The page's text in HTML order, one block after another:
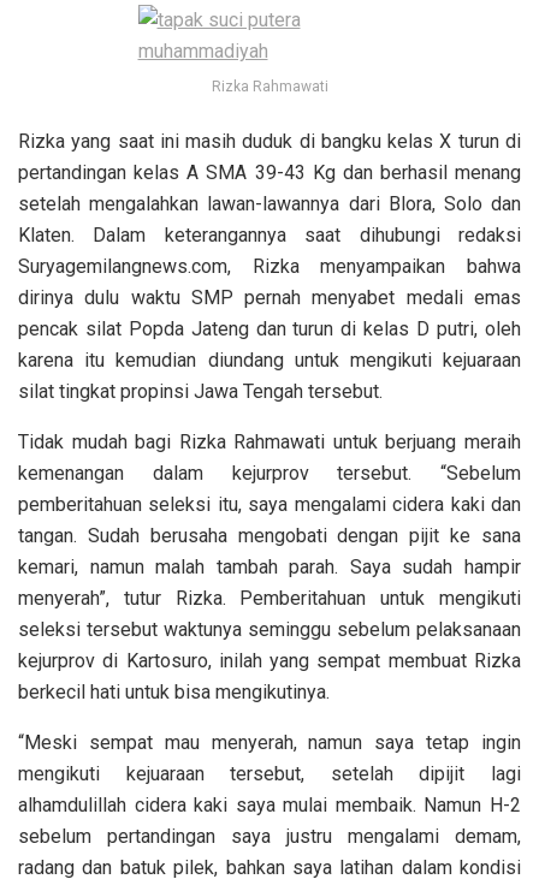
Rizka Rahmawati
Rizka yang saat ini masih duduk di bangku kelas X turun di
pertandingan kelas A SMA 39-43 Kg dan berhasil menang
setelah mengalahkan lawan-lawannya dari Blora, Solo dan
Klaten. Dalam keterangannya saat dihubungi redaksi
Suryagemilangnews.com, Rizka menyampaikan bahwa
dirinya dulu waktu SMP pernah menyabet medali emas
pencak silat Popda Jateng dan turun di kelas D putri, oleh
karena itu kemudian diundang untuk mengikuti kejuaraan
silat tingkat propinsi Jawa Tengah tersebut.
Tidak mudah bagi Rizka Rahmawati untuk berjuang meraih
kemenangan dalam kejurprov tersebut. “Sebelum
pemberitahuan seleksi itu, saya mengalami cidera kaki dan
tangan. Sudah berusaha mengobati dengan pijit ke sana
kemari, namun malah tambah parah. Saya sudah hampir
menyerah”, tutur Rizka. Pemberitahuan untuk mengikuti
seleksi tersebut waktunya seminggu sebelum pelaksanaan
kejurprov di Kartosuro, inilah yang sempat membuat Rizka
berkecil hati untuk bisa mengikutinya.
“Meski sempat mau menyerah, namun saya tetap ingin
mengikuti kejuaraan tersebut, setelah dipijit lagi
alhamdulillah cidera kaki saya mulai membaik. Namun H-2
sebelum pertandingan saya justru mengalami demam,
radang dan batuk pilek, bahkan saya latihan dalam kondisi